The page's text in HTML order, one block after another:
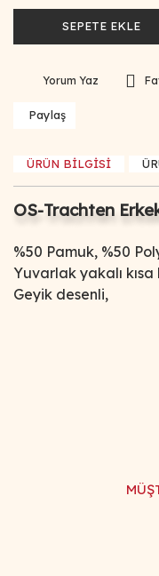
SEPETE EKLE
Yorum Yaz
Paylaş
ÜRÜN BİLGİSİ
OS-Trachten
%50 Pamuk, %50
Yuvarlak yakalı kısa
Geyik desenli,
Ürün bilgilerinde